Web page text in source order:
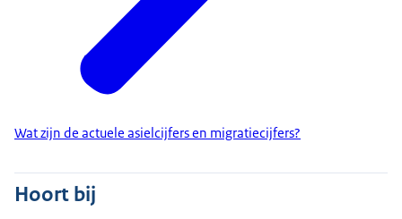
Wat zijn de actuele asielcijfers en migratiecijfers?
Hoort bij